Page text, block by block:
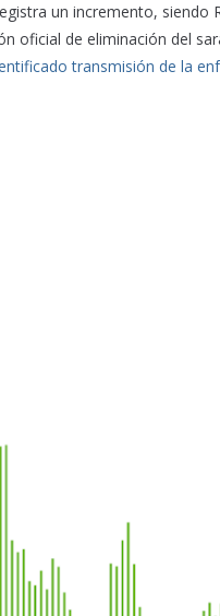
un incremento, siendo
oficial de eliminación del
transmisión de la